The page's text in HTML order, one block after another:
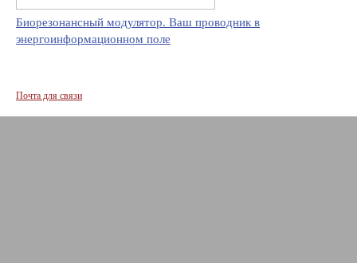
Биорезонансный модулятор. Ваш проводник в
энергоинформационном поле
Почта для связи